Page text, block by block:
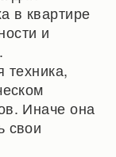
в квартире
и
техника,
Иначе она
свои